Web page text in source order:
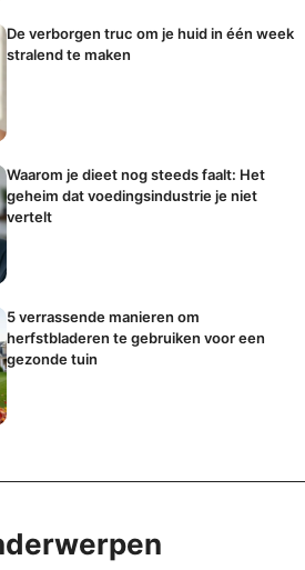
De verborgen truc om je huid in één week
stralend te maken
Waarom je dieet nog steeds faalt: Het
geheim dat voedingsindustrie je niet
vertelt
5 verrassende manieren om
herfstbladeren te gebruiken voor een
gezonde tuin